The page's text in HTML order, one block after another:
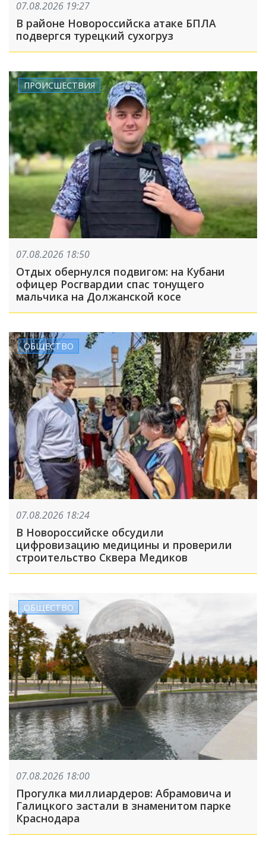
07.08.2026 19:27
В районе Новороссийска атаке БПЛА
подвергся турецкий сухогруз
ПРОИСШЕСТВИЯ
07.08.2026 18:50
Отдых обернулся подвигом: на Кубани
офицер Росгвардии спас тонущего
мальчика на Должанской косе
ОБЩЕСТВО
07.08.2026 18:24
В Новороссийске обсудили
цифровизацию медицины и проверили
строительство Сквера Медиков
ОБЩЕСТВО
07.08.2026 18:00
Прогулка миллиардеров: Абрамовича и
Галицкого застали в знаменитом парке
Краснодара